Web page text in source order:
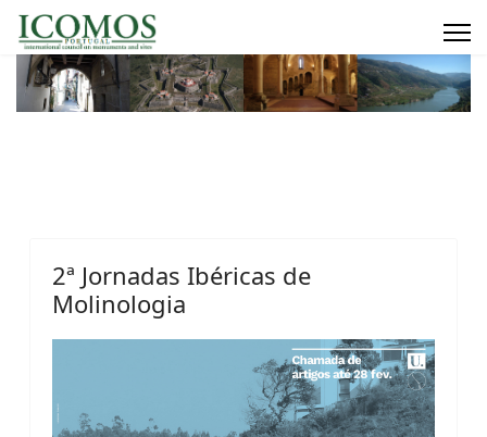
2ª Jornadas Ibéricas de
Molinologia